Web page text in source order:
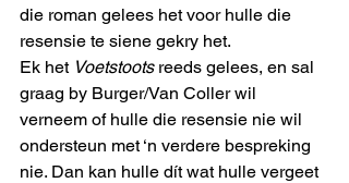
die roman gelees het voor hulle die
resensie te siene gekry het.
Ek het Voetstoots reeds gelees, en sal
graag by Burger/Van Coller wil
verneem of hulle die resensie nie wil
ondersteun met ‘n verdere bespreking
nie. Dan kan hulle dít wat hulle vergeet